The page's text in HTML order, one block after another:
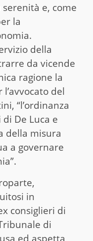
e, come
la
della
da vicende
ragione la
del
“l’ordinanza
De Luca e
della misura
a governare
in
consiglieri di
di